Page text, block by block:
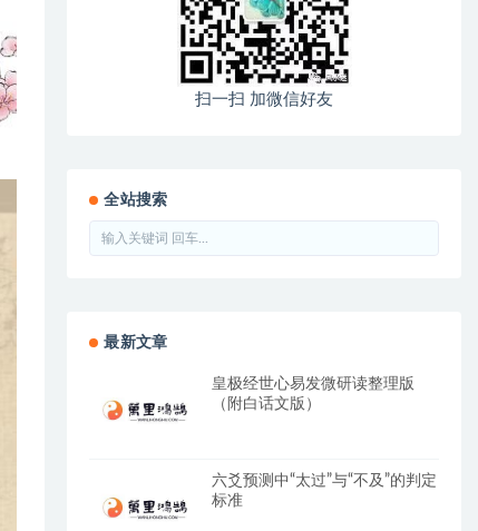
扫一扫 加微信好友
全站搜索
最新文章
皇极经世心易发微研读整理版
（附白话文版）
六爻预测中“太过”与“不及”的判定
标准